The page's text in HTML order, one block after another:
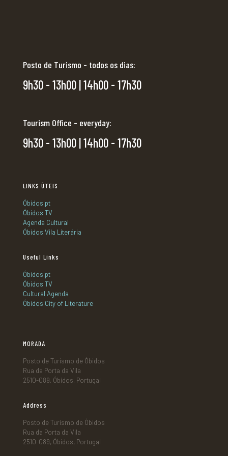
Posto de Turismo - todos os dias:
9h30 - 13h00 | 14h00 - 17h30
Tourism Office - everyday:
9h30 - 13h00 | 14h00 - 17h30
LINKS ÚTEIS
Óbidos.pt
Óbidos TV
Agenda Cultural
Óbidos Vila Literária
Useful Links
Óbidos.pt
Óbidos TV
Cultural Agenda
Óbidos City of Literature
MORADA
Posto de Turismo de Óbidos
Rua da Porta da Vila
2510-089, Óbidos, Portugal
Address
Posto de Turismo de Óbidos
Rua da Porta da Vila
2510-089, Óbidos, Portugal